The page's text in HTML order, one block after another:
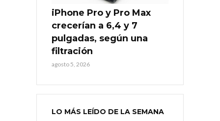
iPhone Pro y Pro Max
crecerían a 6,4 y 7
pulgadas, según una
filtración
agosto 5, 2026
LO MÁS LEÍDO DE LA SEMANA